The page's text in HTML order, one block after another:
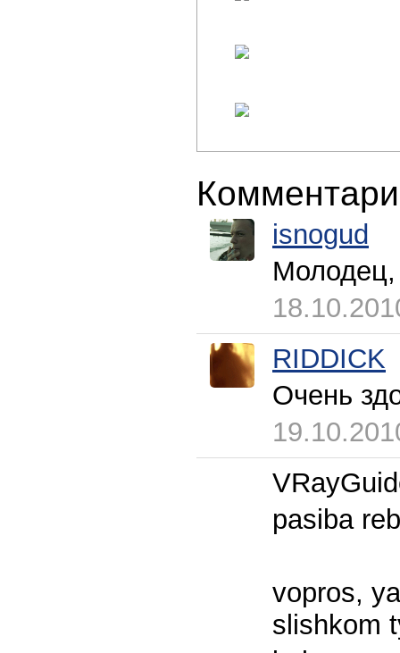
isnogud
Молодец,
RIDDICK
Очень
pasiba
vopros,
slishkom